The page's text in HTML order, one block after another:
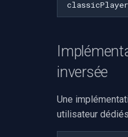
classicPlayer
inversée
Une
utilisateur